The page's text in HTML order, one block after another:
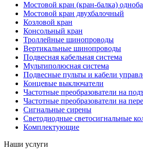
Мостовой кран (кран-балка)
Мостовой кран двухбалочный
Козловой кран
Консольный кран
Троллейные шинопроводы
Вертикальные шинопроводы
Подвесная кабельная система
Мультиполюсная система
Подвесные пульты и кабели
Концевые выключатели
Частотные преобразователи на
Частотные преобразователи на
Сигнальные сирены
Светодиодные светосигнальные
Комплектующие
Наши услуги